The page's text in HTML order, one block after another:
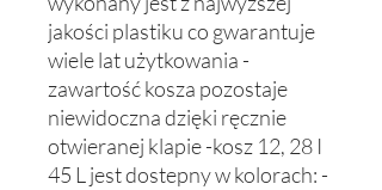
jakości plastiku co gwarantuje
wiele lat użytkowania -
zawartość kosza pozostaje
niewidoczna dzięki ręcznie
otwieranej klapie -kosz 12, 28 I
45 L jest dostepny w kolorach: -